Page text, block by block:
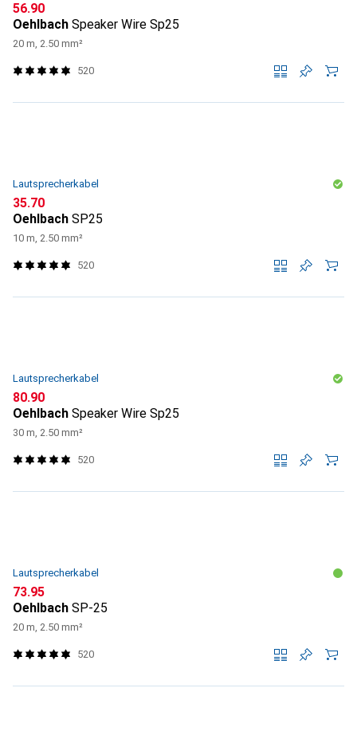
CHF
56.90
Oehlbach Speaker Wire Sp25
20 m, 2.50 mm²
520
Lautsprecherkabel
CHF
35.70
Oehlbach SP25
10 m, 2.50 mm²
520
Lautsprecherkabel
CHF
80.90
Oehlbach Speaker Wire Sp25
30 m, 2.50 mm²
520
Lautsprecherkabel
CHF
73.95
Oehlbach SP-25
20 m, 2.50 mm²
520